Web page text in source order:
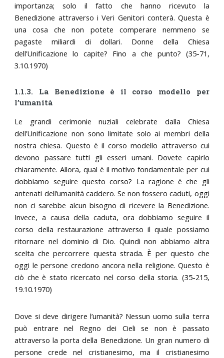
importanza; solo il fatto che hanno ricevuto la
Benedizione attraverso i Veri Genitori conterà. Questa è
una cosa che non potete comperare nemmeno se
pagaste miliardi di dollari. Donne della Chiesa
dell’Unificazione lo capite? Fino a che punto? (35-71,
3.10.1970)
1.1.3. La Benedizione è il corso modello per
l’umanità
Le grandi cerimonie nuziali celebrate dalla Chiesa
dell’Unificazione non sono limitate solo ai membri della
nostra chiesa. Questo è il corso modello attraverso cui
devono passare tutti gli esseri umani. Dovete capirlo
chiaramente. Allora, qual è il motivo fondamentale per cui
dobbiamo seguire questo corso? La ragione è che gli
antenati dell’umanità caddero. Se non fossero caduti, oggi
non ci sarebbe alcun bisogno di ricevere la Benedizione.
Invece, a causa della caduta, ora dobbiamo seguire il
corso della restaurazione attraverso il quale possiamo
ritornare nel dominio di Dio. Quindi non abbiamo altra
scelta che percorrere questa strada. È per questo che
oggi le persone credono ancora nella religione. Questo è
ciò che è stato ricercato nel corso della storia. (35-215,
19.10.1970)
Dove si deve dirigere l’umanità? Nessun uomo sulla terra
può entrare nel Regno dei Cieli se non è passato
attraverso la porta della Benedizione. Un gran numero di
persone crede nel cristianesimo, ma il cristianesimo